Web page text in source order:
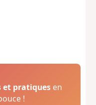
pratiques en
!